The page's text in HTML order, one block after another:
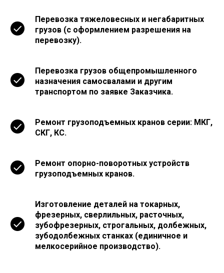
Перевозка тяжеловесных и негабаритных
грузов (с оформлением разрешения на
перевозку).
Перевозка грузов общепромышленного
назначения самосвалами и другим
транспортом по заявке Заказчика.
Ремонт грузоподъемных кранов серии: МКГ,
СКГ, КС.
Ремонт опорно-поворотных устройств
грузоподъемных кранов.
Изготовление деталей на токарных,
фрезерных, сверлильных, расточных,
зубофрезерных, строгальных, долбежных,
зубодолбежных станках (единичное и
мелкосерийное производство).